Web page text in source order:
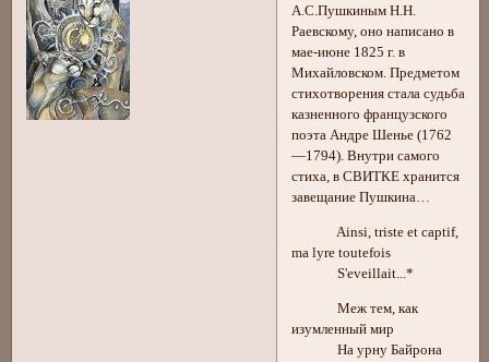
А.С.Пушкиным Н.Н.
Раевскому, оно написано в
мае-июне 1825 г. в
Михайловском. Предметом
стихотворения стала судьба
казненного французского
поэта Андре Шенье (1762
—1794). Внутри самого
стиха, в СВИТКЕ хранится
завещание Пушкина…
Ainsi, triste et сарtif,
mа lyre toutefois
S'eveillait...*
Меж тем, как
изумленный мир
На урну Байрона